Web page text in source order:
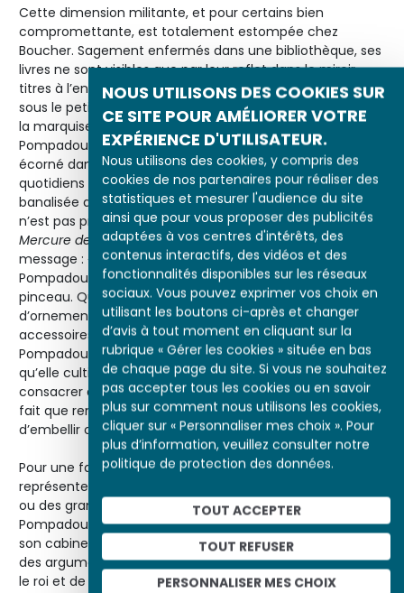
NOUS UTILISONS DES COOKIES SUR
CE SITE POUR AMÉLIORER VOTRE
EXPÉRIENCE D'UTILISATEUR.
Nous utilisons des cookies, y compris des
cookies de nos partenaires pour réaliser des
statistiques et mesurer l'audience du site
ainsi que pour vous proposer des publicités
adaptées à vos centres d'intérêts, des
contenus interactifs, des vidéos et des
fonctionnalités disponibles sur les réseaux
sociaux. Vous pouvez exprimer vos choix en
utilisant les boutons ci-après et changer
d’avis à tout moment en cliquant sur la
rubrique « Gérer les cookies » située en bas
de chaque page du site. Si vous ne souhaitez
pas accepter tous les cookies ou en savoir
plus sur comment nous utilisons les cookies,
cliquer sur « Personnaliser mes choix ». Pour
plus d’information, veuillez consulter notre
politique de protection des données.
TOUT ACCEPTER
TOUT REFUSER
PERSONNALISER MES CHOIX
Cette dimension militante, et pour certains bien
compromettante, est totalement estompée chez
Boucher. Sagement enfermés dans une bibliothèque, ses
livres ne sont visibles que par leur reflet dans le miroir,
titres à l’envers. Le livre négligemment placé de travers
sous le petit secrétaire permet de montrer les armes de
la marquise. Les ouvrages au plus près de Mme de
Pompadour, celui qu’elle tient en main, celui qui est tout
écorné dans le secrétaire, sont de petits opuscules
quotidiens qui montrent une pratique désormais
banalisée de la lecture. S’agit-il de romans ? La favorite
n’est pas présentée ici comme une philosophe. Le
Mercure de France(octobre 1757) souligne clairement le
message : « Le portrait de Mme la marquise de
Pompadour par M. Boucher, est bien digne de son
pinceau. Que de grâces ! Que de richesses ! Que
d’ornements ! Des livres, des dessins et autres
accessoires indiquent le goût de Mme la marquise de
Pompadour pour les sciences et les arts qu’elle aime,
qu’elle cultive avec succès et à l’étude desquels elle sait
consacrer des moments utiles. Le peintre des grâces n’a
fait que rendre la nature, sans être peiné du soin
d’embellir ou de flatter son modèle. »
Pour une favorite, il n’est pas sans risque de se faire
représenter. Loin des portraits officiels de la famille royale
ou des grands personnages de la cour, Mme de
Pompadour semble jouer la modestie dans l’intimité de
son cabinet d’étude. Mais ces portraits ont plutôt donné
des arguments à ceux qui l’accusaient d’embourgeoiser
le roi et de l’éloigner de ses devoirs.